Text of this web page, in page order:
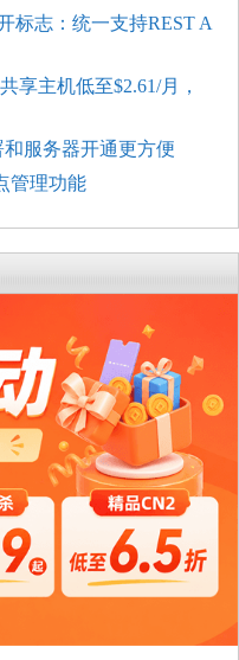
标志：统一支持REST A
享主机低至$2.61/月，
服务器开通更方便
管理功能